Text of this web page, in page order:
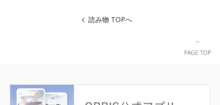
読み物 TOPへ